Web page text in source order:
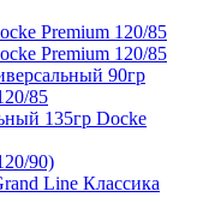
Premium 120/85
Premium 120/85
90гр
85
135гр Docke
90)
Line Классика